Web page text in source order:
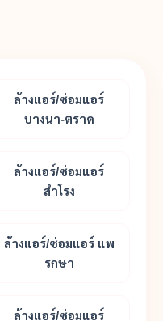
ล้างแอร์/ซ่อมแอร์
บางนา-ตราด
ล้างแอร์/ซ่อมแอร์
สำโรง
ล้างแอร์/ซ่อมแอร์ แพ
รกษา
ล้างแอร์/ซ่อมแอร์